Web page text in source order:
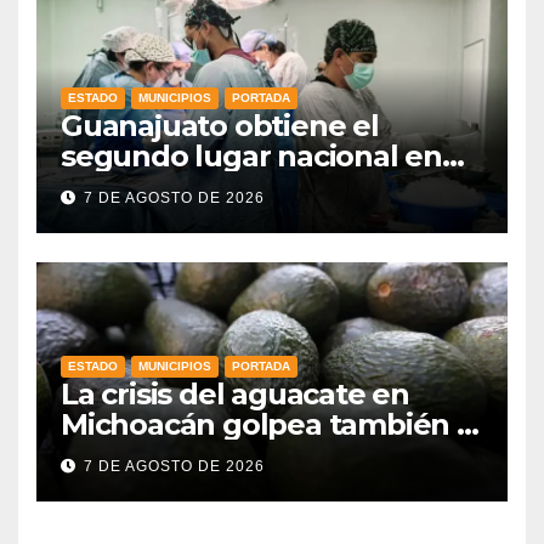
ESTADO MUNICIPIOS PORTADA
Guanajuato obtiene el
segundo lugar nacional en
procuración de órganos
7 DE AGOSTO DE 2026
ESTADO MUNICIPIOS PORTADA
La crisis del aguacate en
Michoacán golpea también a
productores de Guanajuato
7 DE AGOSTO DE 2026